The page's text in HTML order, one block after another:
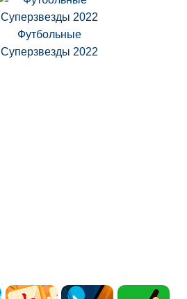
Футбольные
Суперзвезды 2022